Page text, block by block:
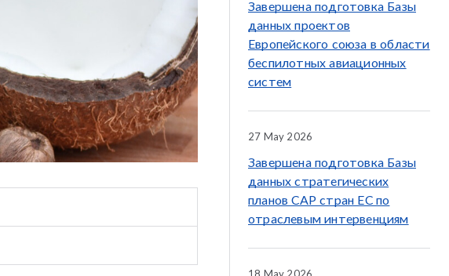
Завершена подготовка Базы
данных проектов
Европейского союза в области
беспилотных авиационных
систем
27 May 2026
Завершена подготовка Базы
данных стратегических
планов CAP стран ЕС по
отраслевым интервенциям